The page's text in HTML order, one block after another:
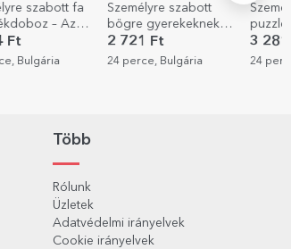
Személyre szabott
bögre gyerekeknek -
Szívek
2 721 Ft
24 perce, Bulgária
Személyre szabott
puzzle 20x15 cm-es
fotóval
3 281 Ft
24 perce, Bulgária
Több
Rólunk
Üzletek
Adatvédelmi irányelvek
Cookie irányelvek